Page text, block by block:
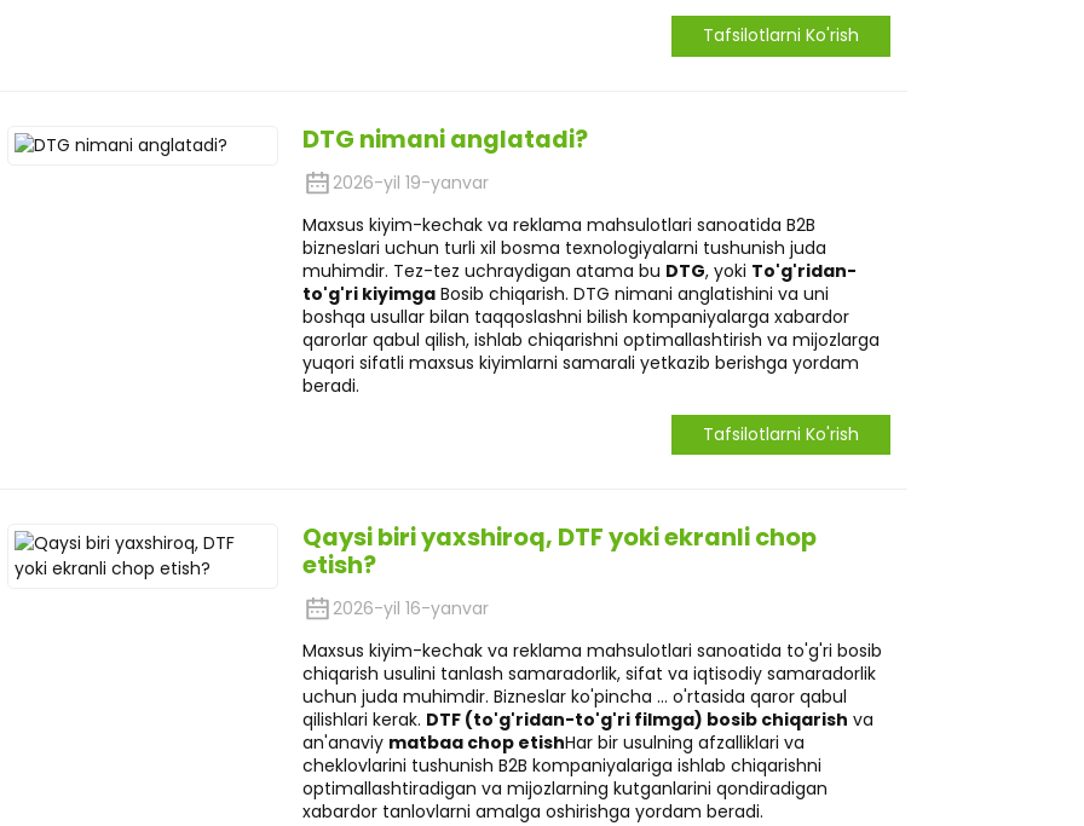
Tafsilotlarni Ko'rish
DTG nimani anglatadi?
2026-yil 19-yanvar
Maxsus kiyim-kechak va reklama mahsulotlari sanoatida B2B
bizneslari uchun turli xil bosma texnologiyalarni tushunish juda
muhimdir. Tez-tez uchraydigan atama bu DTG, yoki To'g'ridan-
to'g'ri kiyimga Bosib chiqarish. DTG nimani anglatishini va uni
boshqa usullar bilan taqqoslashni bilish kompaniyalarga xabardor
qarorlar qabul qilish, ishlab chiqarishni optimallashtirish va mijozlarga
yuqori sifatli maxsus kiyimlarni samarali yetkazib berishga yordam
beradi.
Tafsilotlarni Ko'rish
Qaysi biri yaxshiroq, DTF yoki ekranli chop
etish?
2026-yil 16-yanvar
Maxsus kiyim-kechak va reklama mahsulotlari sanoatida to'g'ri bosib
chiqarish usulini tanlash samaradorlik, sifat va iqtisodiy samaradorlik
uchun juda muhimdir. Bizneslar ko'pincha ... o'rtasida qaror qabul
qilishlari kerak. DTF (to'g'ridan-to'g'ri filmga) bosib chiqarish va
an'anaviy matbaa chop etishHar bir usulning afzalliklari va
cheklovlarini tushunish B2B kompaniyalariga ishlab chiqarishni
optimallashtiradigan va mijozlarning kutganlarini qondiradigan
xabardor tanlovlarni amalga oshirishga yordam beradi.